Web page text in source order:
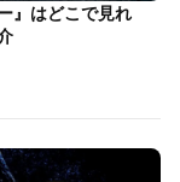
』はどこで見れ